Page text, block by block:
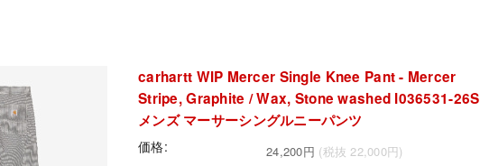
carhartt WIP Mercer Single Knee Pant - Mercer
Stripe, Graphite / Wax, Stone washed I036531-26S
メンズ マーサーシングルニーパンツ
価格: 24,200円 (税抜 22,000円)